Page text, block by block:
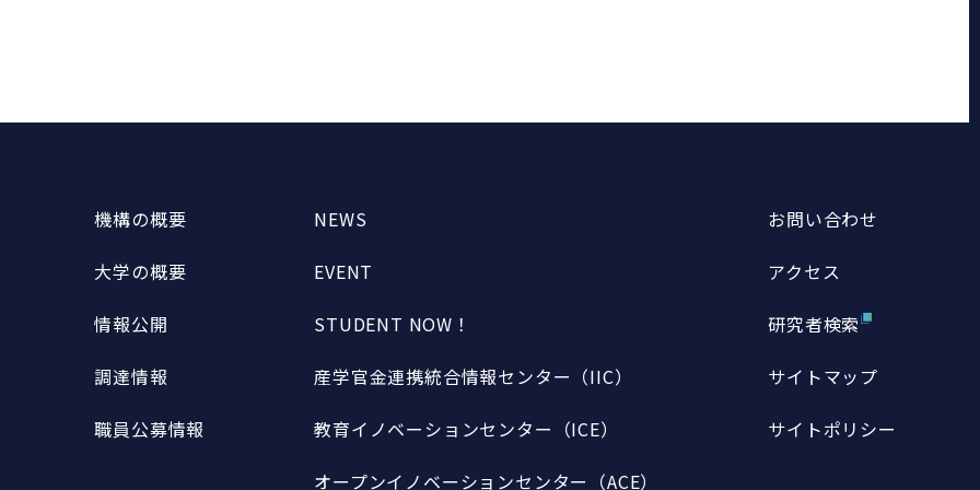
機構の概要
大学の概要
情報公開
調達情報
職員公募情報
NEWS
EVENT
STUDENT NOW！
産学官金連携統合情報センター（IIC）
教育イノベーションセンター（ICE）
オープンイノベーションセンター（ACE）
お問い合わせ
アクセス
研究者検索
サイトマップ
サイトポリシー